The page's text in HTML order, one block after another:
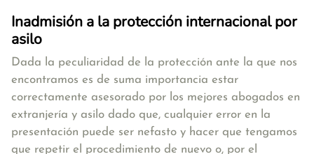
Inadmisión a la protección internacional por
asilo
Dada la peculiaridad de la protección ante la que nos
encontramos es de suma importancia estar
correctamente asesorado por los mejores abogados en
extranjería y asilo dado que, cualquier error en la
presentación puede ser nefasto y hacer que tengamos
que repetir el procedimiento de nuevo o, por el